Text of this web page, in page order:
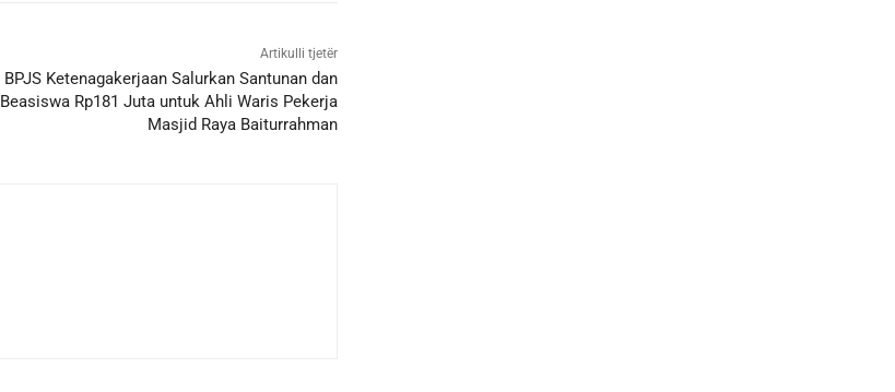
Artikulli tjetër
BPJS Ketenagakerjaan Salurkan Santunan dan
Beasiswa Rp181 Juta untuk Ahli Waris Pekerja
Masjid Raya Baiturrahman